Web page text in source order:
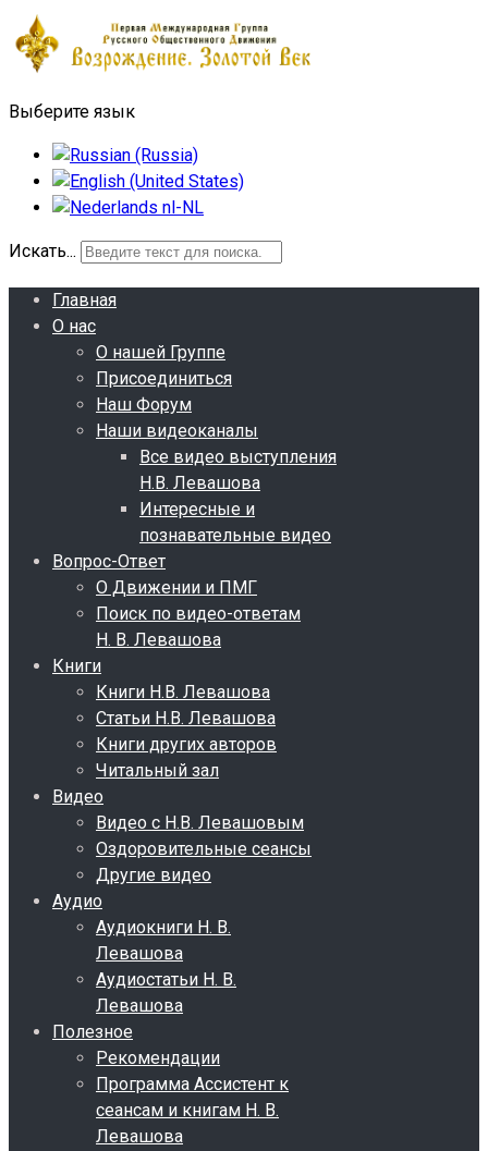
Выберите язык
Искать...
Главная
О нас
О нашей Группе
Присоединиться
Наш Форум
Наши видеоканалы
Все видео выступления
Н.В. Левашова
Интересные и
познавательные видео
Вопрос-Ответ
О Движении и ПМГ
Поиск по видео-ответам
Н. В. Левашова
Книги
Книги Н.В. Левашова
Статьи Н.В. Левашова
Книги других авторов
Читальный зал
Видео
Видео с Н.В. Левашовым
Оздоровительные сеансы
Другие видео
Аудио
Аудиокниги Н. В.
Левашова
Аудиостатьи Н. В.
Левашова
Полезное
Рекомендации
Программа Ассистент к
сеансам и книгам Н. В.
Левашова